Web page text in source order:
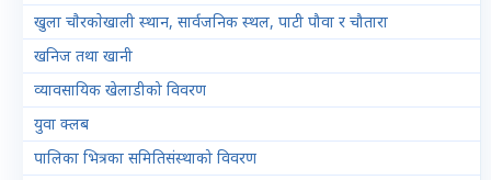
खुला चाैरकाेखाली स्थान, सार्वजनिक स्थल, पाटी पौवा र चौतारा
खनिज तथा खानी
व्यावसायिक खेलाडीको विवरण
युवा क्लब
पालिका भित्रका समितिसंस्थाको विवरण